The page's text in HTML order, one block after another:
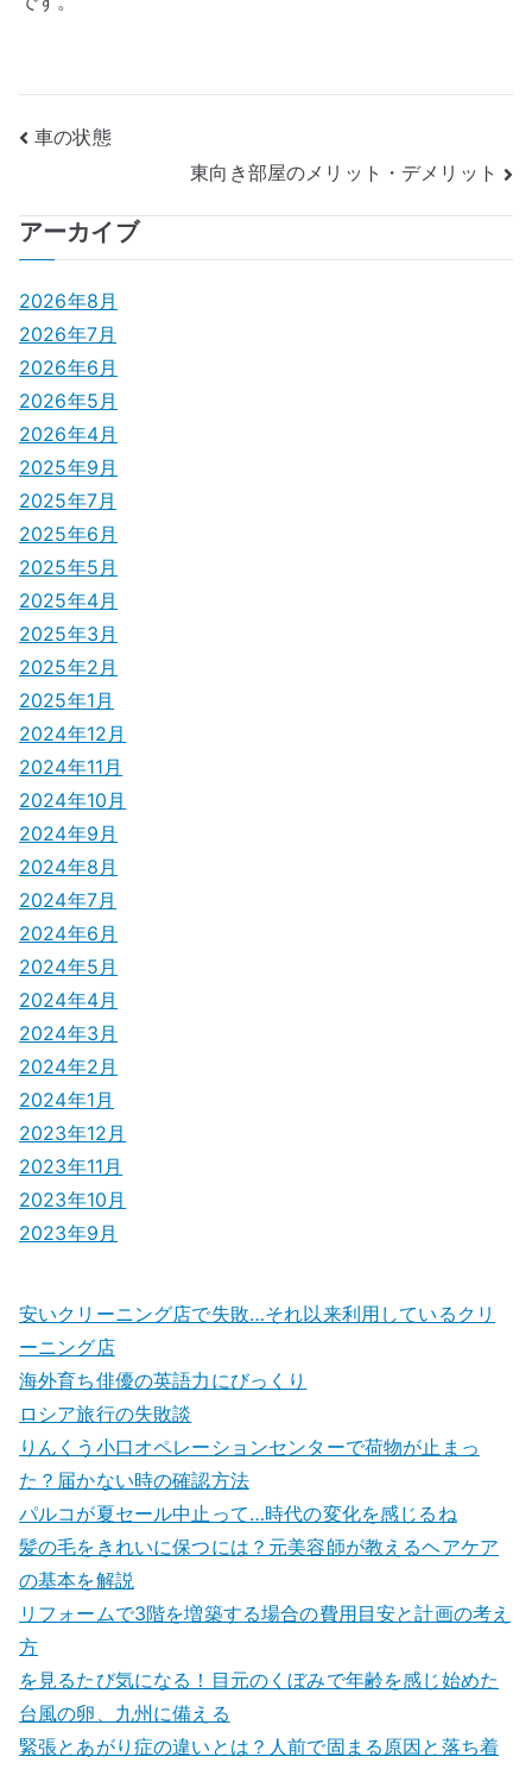
投
ナ
ビ
ゲ
ー
シ
ョ
ン
車の状態
東向き部屋のメリット・デメリット
アーカイブ
2026年8月
2026年7月
2026年6月
2026年5月
2026年4月
2025年9月
2025年7月
2025年6月
2025年5月
2025年4月
2025年3月
2025年2月
2025年1月
2024年12月
2024年11月
2024年10月
2024年9月
2024年8月
2024年7月
2024年6月
2024年5月
2024年4月
2024年3月
2024年2月
2024年1月
2023年12月
2023年11月
2023年10月
2023年9月
安いクリーニング店で失敗…それ以来利用しているクリ
ーニング店
海外育ち俳優の英語力にびっくり
ロシア旅行の失敗談
りんくう小口オペレーションセンターで荷物が止まっ
た？届かない時の確認方法
パルコが夏セール中止って…時代の変化を感じるね
髪の毛をきれいに保つには？元美容師が教えるヘアケア
の基本を解説
リフォームで3階を増築する場合の費用目安と計画の考え
方
を見るたび気になる！目元のくぼみで年齢を感じ始めた
台風の卵、九州に備える
緊張とあがり症の違いとは？人前で固まる原因と落ち着